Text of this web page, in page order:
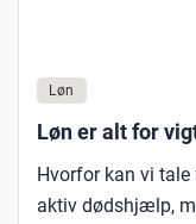
Løn
Løn er alt for
Hvorfor kan vi
aktiv dødshjælp,